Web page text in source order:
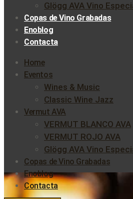
Glögg AVA Vino
Copas de Vino Grabadas
Enoblog
Contacta
Home
Eventos
Wines & Music
Classic Wine Jazz
Vermut AVA
VERMUT BLANCO AVA
VERMUT ROJO AVA
Glögg AVA Vino
Copas de Vino Grabadas
Enoblog
Contacta